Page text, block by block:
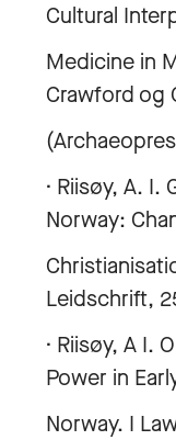
Cultural
Medicine in
Crawford og
· Riisøy, A. I.
Norway:
Leidschrift,
· Riisøy, A I.
Power in
Norway. I